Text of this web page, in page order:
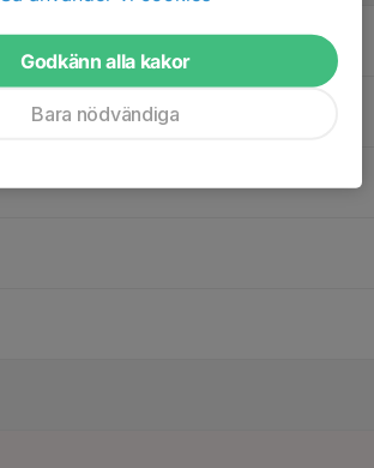
Godkänn alla kakor
Bara nödvändiga